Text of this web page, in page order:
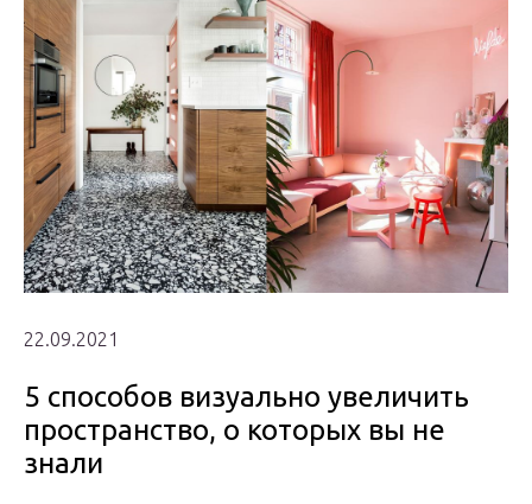
22.09.2021
5 способов визуально увеличить
пространство, о которых вы не
знали